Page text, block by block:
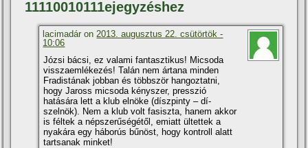
11110010111ejegyzéshez
lacimadár on 2013. augusztus 22. csütörtök -
10:06
Józsi bácsi, ez valami fantasztikus! Micsoda
visszaemlékezés! Talán nem ártana minden
Fradistának jobban és többször hangoztatni,
hogy Jaross micsoda kényszer, presszió
hatására lett a klub elnöke (dí­szpinty – dí­
szelnök). Nem a klub volt fasiszta, hanem akkor
is féltek a népszerűségétől, emiatt ültettek a
nyakára egy háborús bűnöst, hogy kontroll alatt
tartsanak minket!